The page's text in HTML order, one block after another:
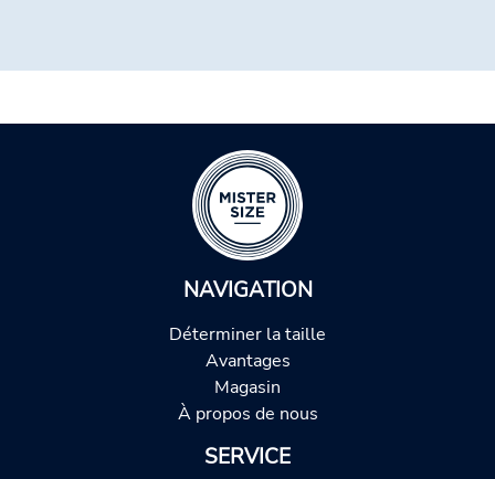
NAVIGATION
Déterminer la taille
Avantages
Magasin
À propos de nous
SERVICE